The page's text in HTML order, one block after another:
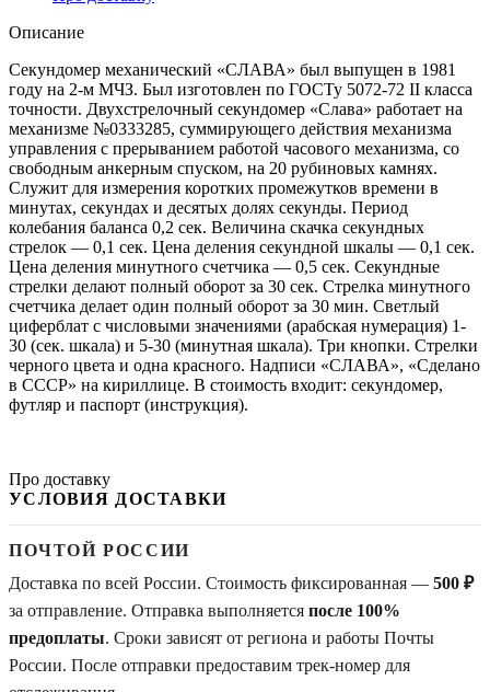
Описание
Секундомер механический «СЛАВА» был выпущен в 1981
году на 2-м МЧЗ. Был изготовлен по ГОСТу 5072-72 II класса
точности. Двухстрелочный секундомер «Слава» работает на
механизме №0333285, суммирующего действия механизма
управления с прерыванием работой часового механизма, со
свободным анкерным спуском, на 20 рубиновых камнях.
Служит для измерения коротких промежутков времени в
минутах, секундах и десятых долях секунды. Период
колебания баланса 0,2 сек. Величина скачка секундных
стрелок — 0,1 сек. Цена деления секундной шкалы — 0,1 сек.
Цена деления минутного счетчика — 0,5 сек. Секундные
стрелки делают полный оборот за 30 сек. Стрелка минутного
счетчика делает один полный оборот за 30 мин. Светлый
циферблат с числовыми значениями (арабская нумерация) 1-
30 (сек. шкала) и 5-30 (минутная шкала). Три кнопки. Стрелки
черного цвета и одна красного. Надписи «СЛАВА», «Сделано
в СССР» на кириллице. В стоимость входит: секундомер,
футляр и паспорт (инструкция).
Про доставку
УСЛОВИЯ ДОСТАВКИ
ПОЧТОЙ РОССИИ
Доставка по всей России. Стоимость фиксированная — 500 ₽
за отправление. Отправка выполняется после 100%
предоплаты. Сроки зависят от региона и работы Почты
России. После отправки предоставим трек-номер для